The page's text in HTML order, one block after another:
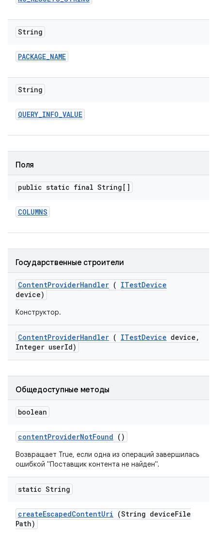
String
PACKAGE_NAME
String
QUERY_INFO_VALUE
Поля
public static final String[]
COLUMNS
Государственные строители
ContentProviderHandler ( ITestDevice
device)
Конструктор.
ContentProviderHandler ( ITestDevice device ,
Integer userId)
Общедоступные методы
boolean
contentProviderNotFound ()
Возвращает True, если одна из операций завершилась
ошибкой "Поставщик контента не найден".
static String
createEscapedContentUri (String deviceFile
Path)